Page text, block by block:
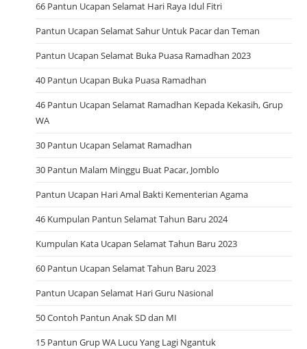
66 Pantun Ucapan Selamat Hari Raya Idul Fitri
Pantun Ucapan Selamat Sahur Untuk Pacar dan Teman
Pantun Ucapan Selamat Buka Puasa Ramadhan 2023
40 Pantun Ucapan Buka Puasa Ramadhan
46 Pantun Ucapan Selamat Ramadhan Kepada Kekasih, Grup
WA
30 Pantun Ucapan Selamat Ramadhan
30 Pantun Malam Minggu Buat Pacar, Jomblo
Pantun Ucapan Hari Amal Bakti Kementerian Agama
46 Kumpulan Pantun Selamat Tahun Baru 2024
Kumpulan Kata Ucapan Selamat Tahun Baru 2023
60 Pantun Ucapan Selamat Tahun Baru 2023
Pantun Ucapan Selamat Hari Guru Nasional
50 Contoh Pantun Anak SD dan MI
15 Pantun Grup WA Lucu Yang Lagi Ngantuk